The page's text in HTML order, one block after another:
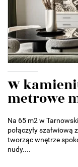
W
metrowe
Na 65 m2 w
połączyły
tworząc wnętrze
nudy....